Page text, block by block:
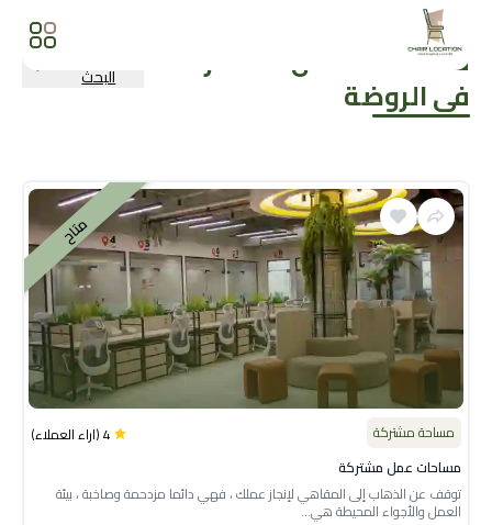
مساحات العمل المشترك
فيالروضة
المزيد من نتائج
البحث
متاح
مساحة مشتركة 4
(اراء العملاء)
مساحات عمل مشتركة
توقف عن الذهاب إلى المقاهي لإنجاز عملك ، فهي دائما مزدحمة وصاخبة ، بيئة
العمل والأجواء المحيطة هي...